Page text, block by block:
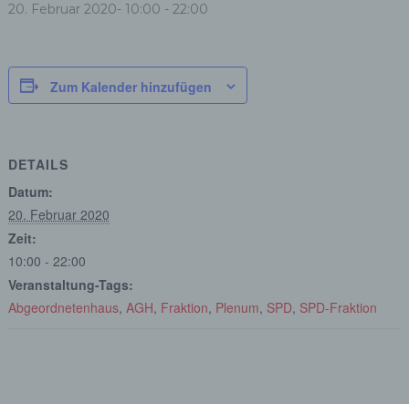
20. Februar 2020- 10:00 - 22:00
Zum Kalender hinzufügen
DETAILS
Datum:
20. Februar 2020
Zeit:
10:00 - 22:00
Veranstaltung-Tags:
Abgeordnetenhaus, AGH, Fraktion, Plenum, SPD, SPD-Fraktion